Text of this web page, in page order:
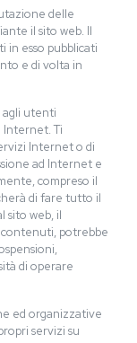
delle
il sito web. Il
esso pubblicati
e di volta in
agli utenti
Internet. Ti
Internet o di
ad Internet e
compreso il
di fare tutto il
sito web, il
potrebbe
di operare
ed organizzative
servizi su